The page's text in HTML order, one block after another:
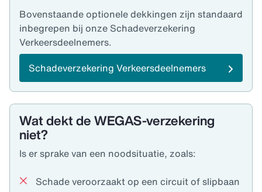
Bovenstaande optionele dekkingen zijn standaard
inbegrepen bij onze Schadeverzekering
Verkeersdeelnemers.
Schadeverzekering Verkeersdeelnemers
Wat dekt de WEGAS-verzekering
niet?
Is er sprake van een noodsituatie, zoals:
Schade veroorzaakt op een circuit of slipbaan